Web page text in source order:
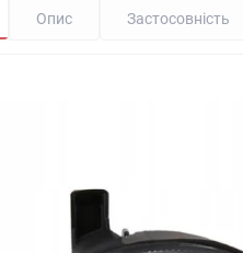
Опис Застосовність